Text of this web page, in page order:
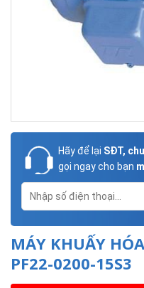
Hãy để lại SĐT,
gọi ngay cho bạn
MÁY KHUẤY
PF22-0200-15S3